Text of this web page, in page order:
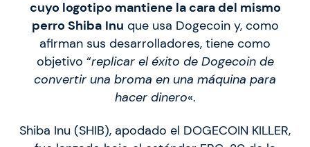
cuyo logotipo mantiene la cara del mismo
perro Shiba Inu que usa Dogecoin y, como
afirman sus desarrolladores, tiene como
objetivo “replicar el éxito de Dogecoin de
convertir una broma en una máquina para
hacer dinero«.
Shiba Inu (SHIB), apodado el DOGECOIN KILLER,